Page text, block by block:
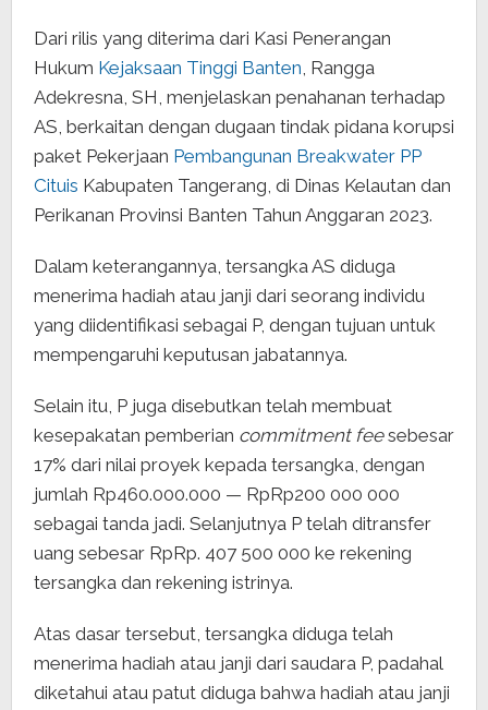
Dari rilis yang diterima dari Kasi Penerangan
Hukum Kejaksaan Tinggi Banten, Rangga
Adekresna, SH, menjelaskan penahanan terhadap
AS, berkaitan dengan dugaan tindak pidana korupsi
paket Pekerjaan Pembangunan Breakwater PP
Cituis Kabupaten Tangerang, di Dinas Kelautan dan
Perikanan Provinsi Banten Tahun Anggaran 2023.
Dalam keterangannya, tersangka AS diduga
menerima hadiah atau janji dari seorang individu
yang diidentifikasi sebagai P, dengan tujuan untuk
mempengaruhi keputusan jabatannya.
Selain itu, P juga disebutkan telah membuat
kesepakatan pemberian commitment feesebesar
17% dari nilai proyek kepada tersangka, dengan
jumlah Rp460.000.000 — RpRp200 000 000
sebagai tanda jadi. Selanjutnya P telah ditransfer
uang sebesar RpRp. 407 500 000 ke rekening
tersangka dan rekening istrinya.
Atas dasar tersebut, tersangka diduga telah
menerima hadiah atau janji dari saudara P, padahal
diketahui atau patut diduga bahwa hadiah atau janji